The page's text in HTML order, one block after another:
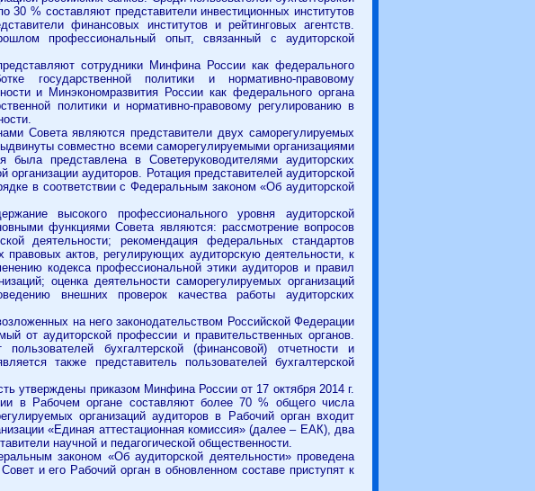
30 % составляют представители инвестиционных институтов
финансовых институтов и рейтинговых агентств.
профессиональный опыт, связанный с аудиторской
сотрудники Минфина России как федерального
государственной политики и нормативно-правовому
и Минэкономразвития России как федерального органа
политики и нормативно-правовому регулированию в
Совета являются представители двух саморегулируемых
совместно всеми саморегулируемыми организациями
представлена в Советеруководителями аудиторских
организации аудиторов. Ротация представителей аудиторской
в соответствии с Федеральным законом «Об аудиторской
высокого профессионального уровня аудиторской
функциями Совета являются: рассмотрение вопросов
деятельности; рекомендация федеральных стандартов
правовых актов, регулирующих аудиторскую деятельности, к
кодекса профессиональной этики аудиторов и правил
оценка деятельности саморегулируемых организаций
внешних проверок качества работы аудиторских
на него законодательством Российской Федерации
от аудиторской профессии и правительственных органов.
бухгалтерской (финансовой) отчетности и
также представитель пользователей бухгалтерской
утверждены приказом Минфина России от 17 октября 2014 г.
в Рабочем органе составляют более 70 % общего числа
организаций аудиторов в Рабочий орган входит
«Единая аттестационная комиссия» (далее – ЕАК), два
научной и педагогической общественности.
законом «Об аудиторской деятельности» проведена
и его Рабочий орган в обновленном составе приступят к